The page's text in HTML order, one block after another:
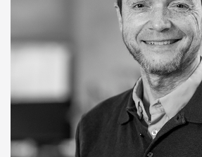
kontakt
entasis@entasis.dk
+45 3333 9525
Trelleborggade 7, 2150
Nordhavn, Denmark